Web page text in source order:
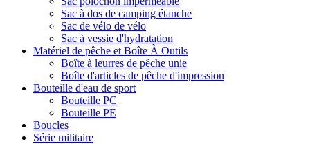
Sac à dos de camping étanche
Sac de vélo de vélo
Sac à vessie d'hydratation
Matériel de pêche et Boîte À Outils
Boîte à leurres de pêche unie
Boîte d'articles de pêche d'impression
Bouteille d'eau de sport
Bouteille PC
Bouteille PE
Boucles
Série militaire